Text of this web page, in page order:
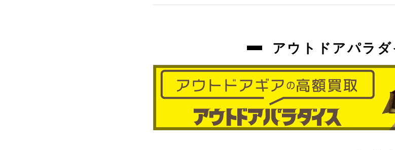
アウトドアパラ